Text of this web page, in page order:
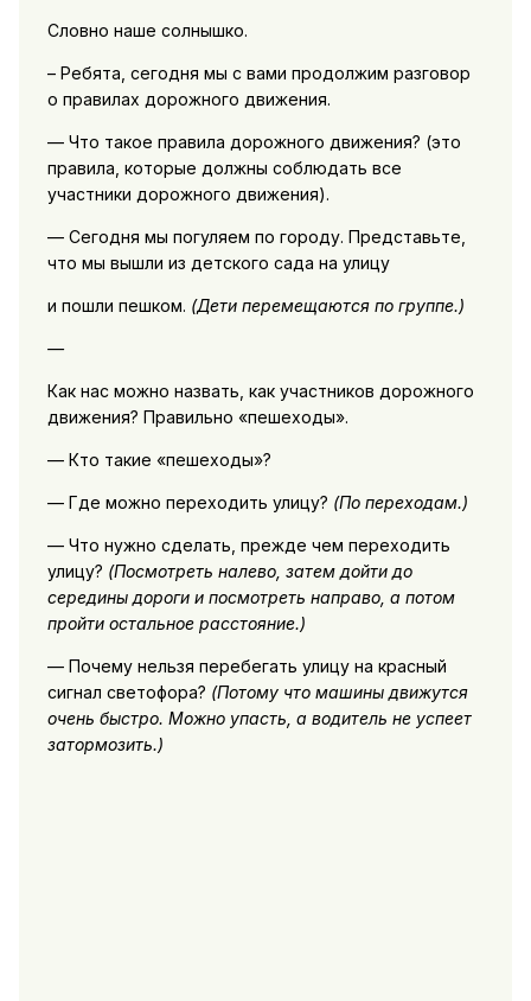
Словно наше солнышко.
– Ребята, сегодня мы с вами продолжим разговор
о правилах дорожного движения.
— Что такое правила дорожного движения? (это
правила, которые должны соблюдать все
участники дорожного движения).
— Сегодня мы погуляем по городу. Представьте,
что мы вышли из детского сада на улицу
и пошли пешком. (Дети перемещаются по группе.)
—
Как нас можно назвать, как участников дорожного
движения? Правильно «пешеходы».
— Кто такие «пешеходы»?
— Где можно переходить улицу? (По переходам.)
— Что нужно сделать, прежде чем переходить
улицу? (Посмотреть налево, затем дойти до
середины дороги и посмотреть направо, а потом
пройти остальное расстояние.)
— Почему нельзя перебегать улицу на красный
сигнал светофора? (Потому что машины движутся
очень быстро. Можно упасть, а водитель не успеет
затормозить.)